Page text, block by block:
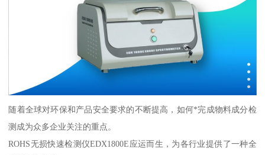
随着全球对环保和产品安全要求的不断提高，如何*完成物料成分检
测成为众多企业关注的重点。
ROHS无损快速检测仪EDX1800E应运而生，为各行业提供了一种全